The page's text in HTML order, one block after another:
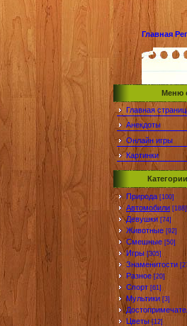
Главная
Меню
Главная
Анекдоты
Онлайн игры
Картинки
Природа [100]
Автомобили [188]
Девушки [74]
Животные [92]
Смешные [50]
Игры [305]
Знаменитости
Разное [20]
Спорт [61]
Мультики [3]
Цветы [12]